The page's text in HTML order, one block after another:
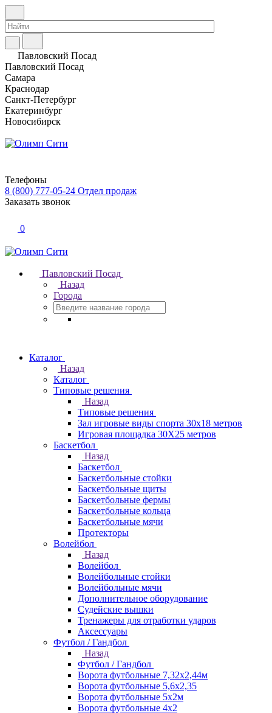
Павловский Посад
Павловский Посад
Самара
Краснодар
Санкт-Петербург
Екатеринбург
Новосибирск
Телефоны
8 (800) 777-05-24 Отдел продаж
Заказать звонок
0
Павловский Посад
Назад
Города
Каталог
Назад
Каталог
Типовые решения
Назад
Типовые решения
Зал игровые виды спорта 30x18 метров
Игровая площадка 30Х25 метров
Баскетбол
Назад
Баскетбол
Баскетбольные стойки
Баскетбольные щиты
Баскетбольные фермы
Баскетбольные кольца
Баскетбольные мячи
Протекторы
Волейбол
Назад
Волейбол
Волейбольные стойки
Волейбольные мячи
Дополнительное оборудование
Судейские вышки
Тренажеры для отработки ударов
Аксессуары
Футбол / Гандбол
Назад
Футбол / Гандбол
Ворота футбольные 7,32х2,44м
Ворота футбольные 5,6х2,35
Ворота футбольные 5х2м
Ворота футбольные 4х2